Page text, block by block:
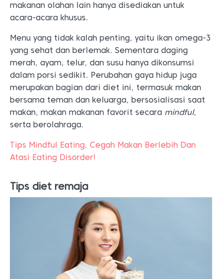
makanan olahan lain hanya disediakan untuk
acara-acara khusus.
Menu yang tidak kalah penting, yaitu ikan omega-3
yang sehat dan berlemak. Sementara daging
merah, ayam, telur, dan susu hanya dikonsumsi
dalam porsi sedikit. Perubahan gaya hidup juga
merupakan bagian dari diet ini, termasuk makan
bersama teman dan keluarga, bersosialisasi saat
makan, makan makanan favorit secara mindful,
serta berolahraga.
Tips Mindful Eating, Cegah Makan Berlebih Dan
Atasi Eating Disorder!
Tips diet remaja